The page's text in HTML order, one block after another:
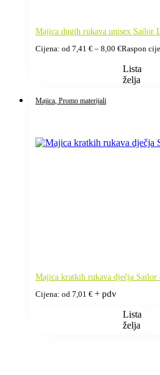
Majica dugih rukava unisex Sailor
Cijena: od 7,41 € – 8,00 €Raspon
Lista
želja
Majica, Promo materijali
Majica kratkih rukava dječja Sailor
Cijena: od 7,01 € + pdv
Lista
želja